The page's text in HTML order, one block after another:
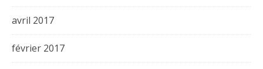
avril 2017
février 2017